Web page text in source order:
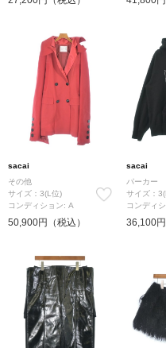
sacai
その他
サイズ：3(L位)
コンディション: A
50,900円（税込）
sacai
パーカー
サイズ：
コンディ
36,100円